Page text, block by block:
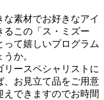
な素材でお好きなアイ
るこの「ス・ミズー
って嬉しいプログラム
か。
リースペシャリストに
、お見立て品をご用意
えできますのでお時間